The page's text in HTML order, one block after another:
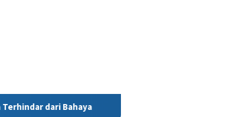
MIND ID Tegaskan Dukungan Penuh Bagi PT Vale